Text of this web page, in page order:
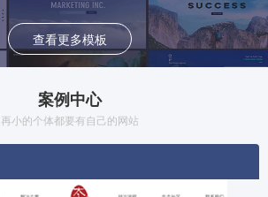
查看更多模板
案例中心
再小的个体都要有自己的网站